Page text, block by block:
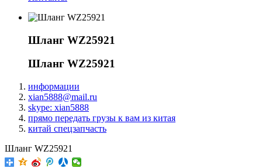
Шланг WZ25921
Шланг WZ25921
информации
xian5888@mail.ru
skype: xian5888
прямо передать грузы к вам из китая
китай спецзапчасть
Шланг WZ25921